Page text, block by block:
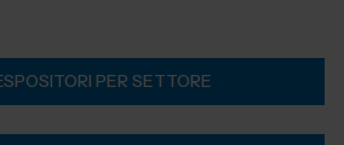
PER SETTORE